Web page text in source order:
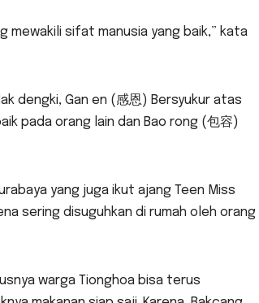
mewakili sifat manusia yang baik,” kata
dengki, Gan en (感恩) Bersyukur atas
pada orang lain dan Bao rong (包容)
yang juga ikut ajang Teen Miss
sering disuguhkan di rumah oleh orang
warga Tionghoa bisa terus